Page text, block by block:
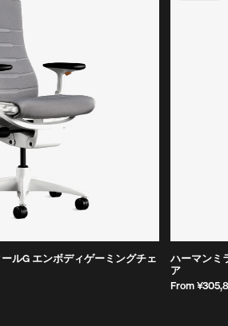
ルG エンボディゲーミングチェ
ハーマンミ
ア
From